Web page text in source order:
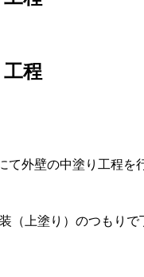
程
外壁の中塗り工程を
（上塗り）のつもりで